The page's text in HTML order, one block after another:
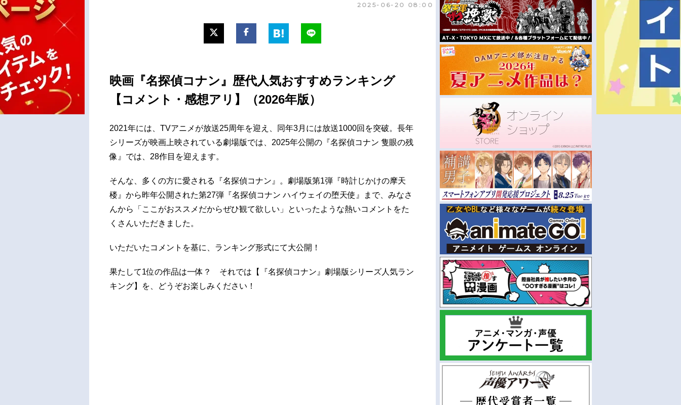
2025-06-20 08:00
映画『名探偵コナン』歴代人気おすすめランキング
【コメント・感想アリ】（2026年版）
2021年には、TVアニメが放送25周年を迎え、同年3月には放送1000回を突破。長年
シリーズが映画上映されている劇場版では、2025年公開の『名探偵コナン 隻眼の残
像』では、28作目を迎えます。
そんな、多くの方に愛される『名探偵コナン』。劇場版第1弾『時計じかけの摩天
楼』から昨年公開された第27弾『名探偵コナン ハイウェイの堕天使』まで、みなさ
んから「ここがおススメだからぜひ観て欲しい」といったような熱いコメントをた
くさんいただきました。
いただいたコメントを基に、ランキング形式にて大公開！
果たして1位の作品は一体？ それでは【『名探偵コナン』劇場版シリーズ人気ラン
キング】を、どうぞお楽しみください！